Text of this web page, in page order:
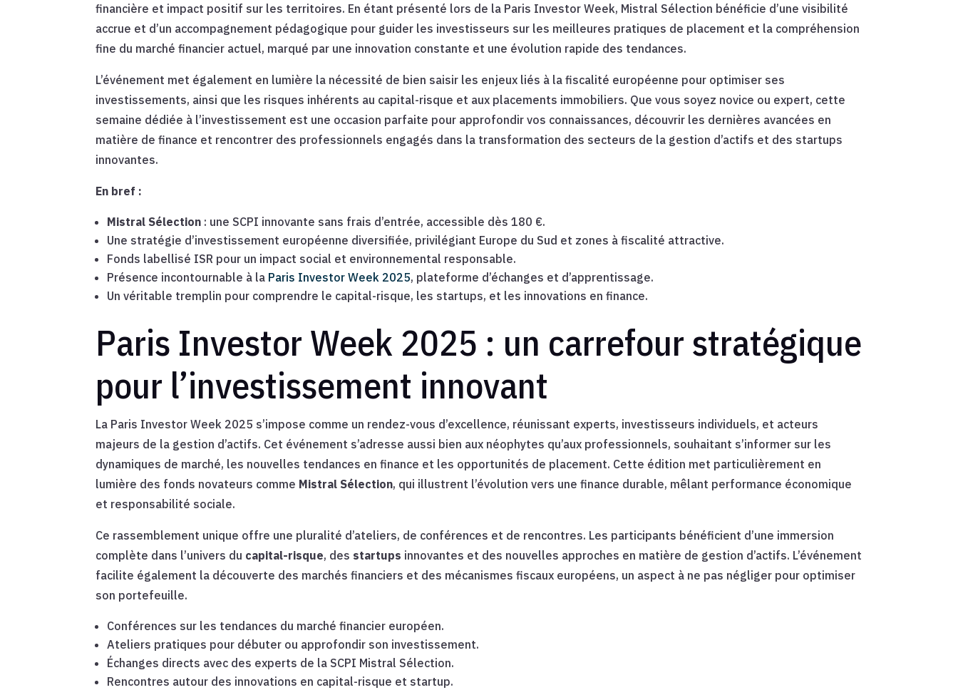
financière et impact positif sur les territoires. En étant présenté lors de la Paris Investor Week, Mistral Sélection bénéficie d’une visibilité
accrue et d’un accompagnement pédagogique pour guider les investisseurs sur les meilleures pratiques de placement et la compréhension
fine du marché financier actuel, marqué par une innovation constante et une évolution rapide des tendances.
L’événement met également en lumière la nécessité de bien saisir les enjeux liés à la fiscalité européenne pour optimiser ses
investissements, ainsi que les risques inhérents au capital-risque et aux placements immobiliers. Que vous soyez novice ou expert, cette
semaine dédiée à l’investissement est une occasion parfaite pour approfondir vos connaissances, découvrir les dernières avancées en
matière de finance et rencontrer des professionnels engagés dans la transformation des secteurs de la gestion d’actifs et des startups
innovantes.
En bref :
Mistral Sélection : une SCPI innovante sans frais d’entrée, accessible dès 180 €.
Une stratégie d’investissement européenne diversifiée, privilégiant Europe du Sud et zones à fiscalité attractive.
Fonds labellisé ISR pour un impact social et environnemental responsable.
Présence incontournable à la Paris Investor Week 2025, plateforme d’échanges et d’apprentissage.
Un véritable tremplin pour comprendre le capital-risque, les startups, et les innovations en finance.
Paris Investor Week 2025 : un carrefour stratégique
pour l’investissement innovant
La Paris Investor Week 2025 s’impose comme un rendez-vous d’excellence, réunissant experts, investisseurs individuels, et acteurs
majeurs de la gestion d’actifs. Cet événement s’adresse aussi bien aux néophytes qu’aux professionnels, souhaitant s’informer sur les
dynamiques de marché, les nouvelles tendances en finance et les opportunités de placement. Cette édition met particulièrement en
lumière des fonds novateurs comme Mistral Sélection, qui illustrent l’évolution vers une finance durable, mêlant performance économique
et responsabilité sociale.
Ce rassemblement unique offre une pluralité d’ateliers, de conférences et de rencontres. Les participants bénéficient d’une immersion
complète dans l’univers du capital-risque, des startups innovantes et des nouvelles approches en matière de gestion d’actifs. L’événement
facilite également la découverte des marchés financiers et des mécanismes fiscaux européens, un aspect à ne pas négliger pour optimiser
son portefeuille.
Conférences sur les tendances du marché financier européen.
Ateliers pratiques pour débuter ou approfondir son investissement.
Échanges directs avec des experts de la SCPI Mistral Sélection.
Rencontres autour des innovations en capital-risque et startup.